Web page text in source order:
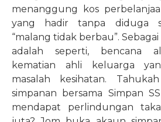
menanggung kos
yang hadir tanpa diduga
“malang tidak berbau”.
adalah seperti, bencana
kematian ahli keluarga
masalah kesihatan.
simpanan bersama Simpan
mendapat perlindungan